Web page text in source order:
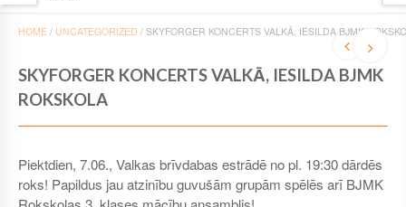
HOME / UNCATEGORIZED / SKYFORGER KONCERTS VALKĀ, IESILDA BJMK
SKYFORGER KONCERTS VALKĀ, IESILDA BJMK
ROKSKOLA
Piektdien, 7.06., Valkas brīvdabas estrādē no pl. 19:30 dārdēs
roks! Papildus jau atzinību guvušām grupām spēlēs arī BJMK